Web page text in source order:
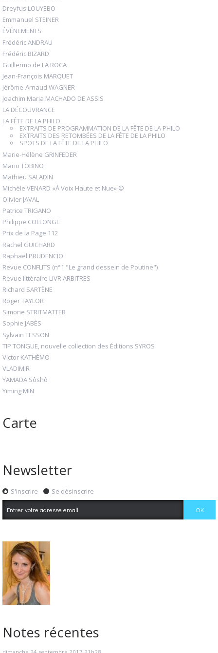
Dreyfus LOUYEBO
Emmanuel STEINER
ÉVÉNEMENTS
Frédéric ANDRAU
Frédéric BIZARD
Guillermo de LA ROCA
Jean-François MARQUET
Jérôme-Arnaud WAGNER
Joachim Maria MACHADO DE ASSIS
LA DÉCOUVRANCE
LA FÊTE DE LA PHILO
EXTRAITS DE PROGRAMMATION DE LA FÊTE DE LA PHILO
EXTRAITS DES RETOMBÉES DE LA FÊTE DE LA PHILO
SPOTS DE LA FÊTE DE LA PHILO
Marie-Hélène GRINFEDER
Mario TOBINO
Mathieu SALADIN
Michèle VENARD «À Voix Haute et Nue» ©
Olivier JAVAL
Patrice TRIGANO
Philippe COLLONGE
Prix de la Page 112
Rachel GUICHARD
Raphaël PRUDENCIO
Revue CONFLITS (n°1 "Le grand dessein de Poutine")
Revue littéraire LIVR'ARBITRES
Richard SARTÈNE
Roger TAYLOR
Simone STRITMATTER
Sophie JABÈS
Sylvain TESSON
TIP TONGUE, nouvelle collection des Éditions SYROS
Victor KATHÉMO
VLADIMIR
YAMADA Sôshô
Yiming MIN
Carte
Newsletter
S'inscrire Se désinscrire
Notes récentes